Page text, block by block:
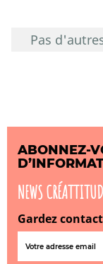
Pas
ABONNEZ-
NEWS
Gardez